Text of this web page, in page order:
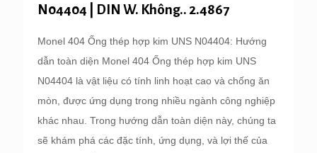
N04404 | DIN W. Không.. 2.4867
Monel 404 Ống thép hợp kim UNS N04404: Hướng
dẫn toàn diện Monel 404 Ống thép hợp kim UNS
N04404 là vật liệu có tính linh hoạt cao và chống ăn
mòn, được ứng dụng trong nhiều ngành công nghiệp
khác nhau. Trong hướng dẫn toàn diện này, chúng ta
sẽ khám phá các đặc tính, ứng dụng, và lợi thế của